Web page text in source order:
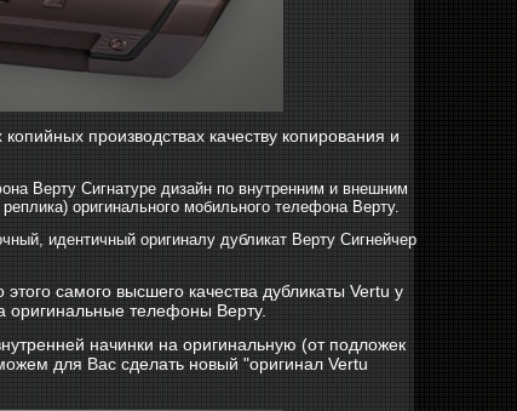
производствах качеству копирования и
Верту Сигнатуре дизайн по внутренним и внешним
оригинального мобильного телефона Верту.
идентичный оригиналу дубликат Верту Сигнейчер
самого высшего качества дубликаты Vertu у
оригинальные телефоны Верту.
начинки на оригинальную (от подложек
для Вас сделать новый "оригинал Vertu